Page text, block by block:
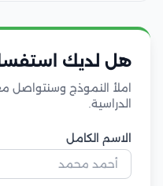
هل لديك
املأ النموذج وسنتواصل
الدراسية.
الاسم الكامل